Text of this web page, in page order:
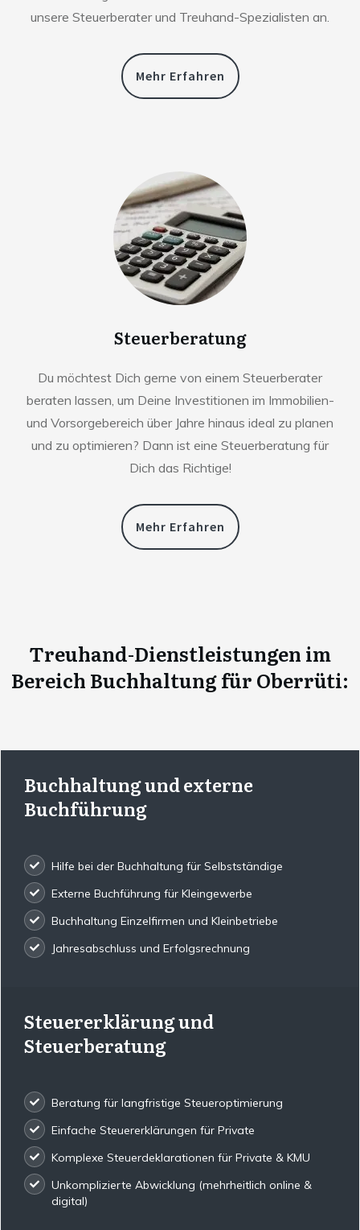
unsere Steuerberater und Treuhand-Spezialisten an.
Mehr Erfahren
Steuerberatung
Du möchtest Dich gerne von einem Steuerberater
beraten lassen, um Deine Investitionen im Immobilien-
und Vorsorgebereich über Jahre hinaus ideal zu planen
und zu optimieren? Dann ist eine Steuerberatung für
Dich das Richtige!
Mehr Erfahren
Treuhand-Dienstleistungen im
Bereich Buchhaltung für Oberrüti:
Buchhaltung und externe
Buchführung
Hilfe bei der Buchhaltung für Selbstständige
Externe Buchführung für Kleingewerbe
Buchhaltung Einzelfirmen und Kleinbetriebe
Jahresabschluss und Erfolgsrechnung
Steuererklärung und
Steuerberatung
Beratung für langfristige Steueroptimierung
Einfache Steuererklärungen für Private
Komplexe Steuerdeklarationen für Private & KMU
Unkomplizierte Abwicklung (mehrheitlich online &
digital)